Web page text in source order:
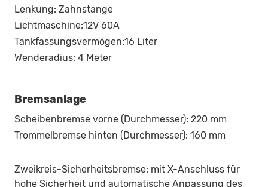
Lenkung: Zahnstange
Lichtmaschine:12V 60A
Tankfassungsvermögen:16 Liter
Wenderadius: 4 Meter
Bremsanlage
Scheibenbremse vorne (Durchmesser): 220 mm
Trommelbremse hinten (Durchmesser): 160 mm
Zweikreis-Sicherheitsbremse: mit X-Anschluss für
hohe Sicherheit und automatische Anpassung des